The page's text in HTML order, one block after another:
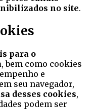
no site.
para o
, bem como cookies
e
seu navegador,
desses cookies,
podem ser